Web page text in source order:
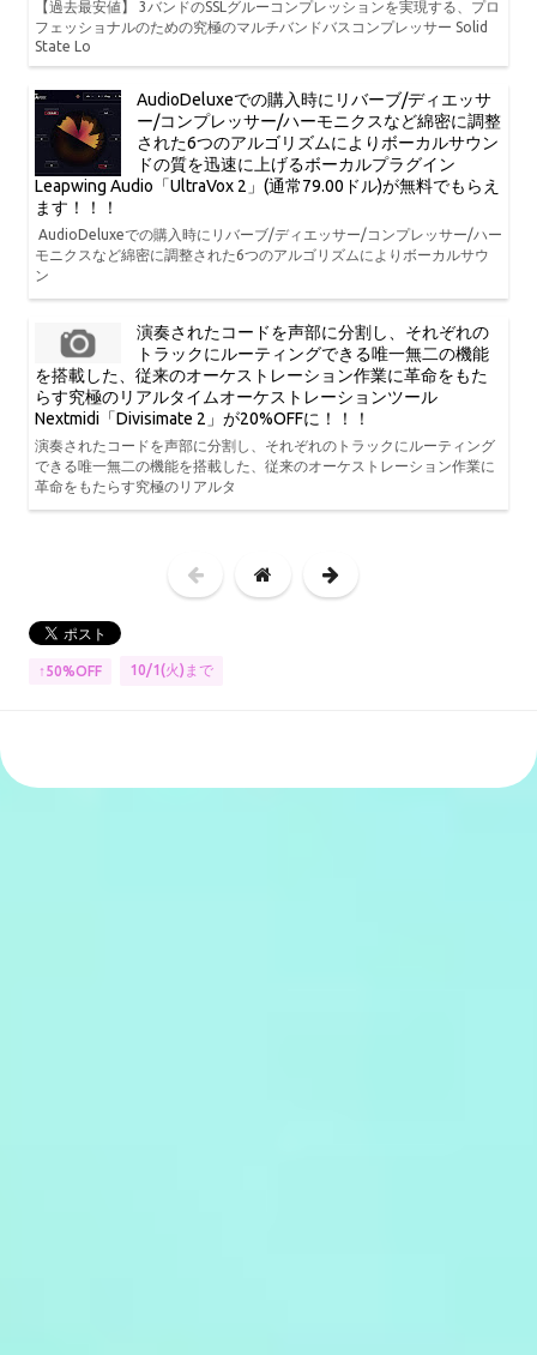
【過去最安値】 3バンドのSSLグルーコンプレッションを実現する、プロ
フェッショナルのための究極のマルチバンドバスコンプレッサー Solid
State Lo
AudioDeluxeでの購入時にリバーブ/ディエッサ
ー/コンプレッサー/ハーモニクスなど綿密に調整
された6つのアルゴリズムによりボーカルサウン
ドの質を迅速に上げるボーカルプラグイン
Leapwing Audio「UltraVox 2」(通常79.00ドル)が無料でもらえ
ます！！！
AudioDeluxeでの購入時にリバーブ/ディエッサー/コンプレッサー/ハー
モニクスなど綿密に調整された6つのアルゴリズムによりボーカルサウ
ン
演奏されたコードを声部に分割し、それぞれの
トラックにルーティングできる唯一無二の機能
を搭載した、従来のオーケストレーション作業に革命をもた
らす究極のリアルタイムオーケストレーションツール
Nextmidi「Divisimate 2」が20%OFFに！！！
演奏されたコードを声部に分割し、それぞれのトラックにルーティング
できる唯一無二の機能を搭載した、従来のオーケストレーション作業に
革命をもたらす究極のリアルタ
↑50%OFF 10/1(火)まで